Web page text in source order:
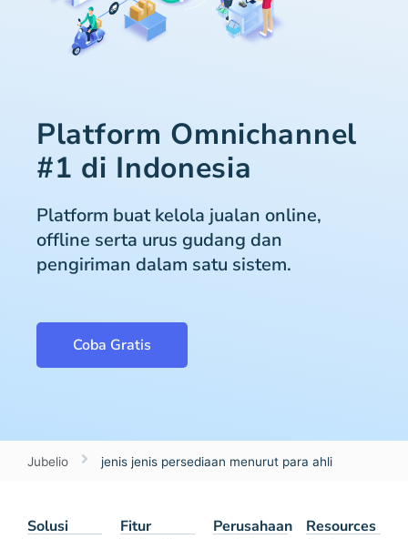
Platform Omnichannel
#1 di Indonesia
Platform buat kelola jualan online,
offline serta urus gudang dan
pengiriman dalam satu sistem.
Coba Gratis
Jubelio jenis jenis persediaan menurut para ahli
Solusi Fitur Perusahaan Resources